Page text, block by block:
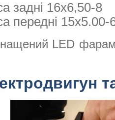
задні 16х6,50-8
передні 15х5.00-
LED